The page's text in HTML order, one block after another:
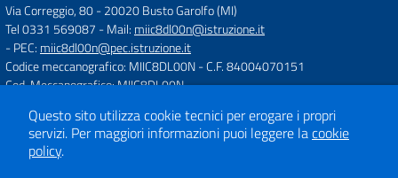
Via Correggio, 80-20020 Busto Garolfo (MI)
Tel 0331 569087 - Mail: miic8dl00n@istruzione.it
- PEC: miic8dl00n@pec.istruzione.it
Codice meccanografico: MIIC8DL00N- C.F. 84004070151
Cod. Meccanografico: MIIC8DL00N
Concept & Design by
Designers Italia
Questo sito utilizza cookie tecnici per erogare i propri
servizi. Per maggiori informazioni puoi leggere lacookie
policy.